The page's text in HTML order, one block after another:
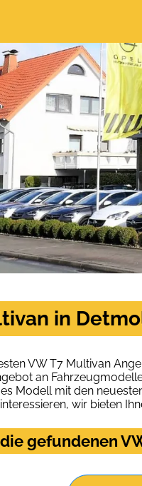
in
VW T7 Multivan
an
Modell mit den
wir bieten
gefundenen